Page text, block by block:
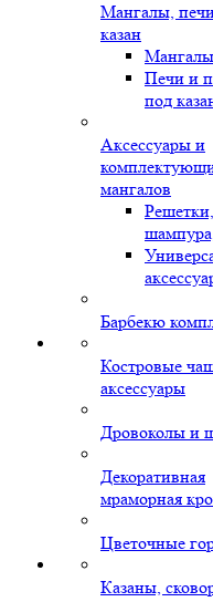
Мангалы,
казан
Мангалы
Печи и
под
Аксессуары и
мангалов
Решетки,
Барбекю
Костровые
аксессуары
Дровоколы и
Декоративная
мраморная
Цветочные
Казаны,